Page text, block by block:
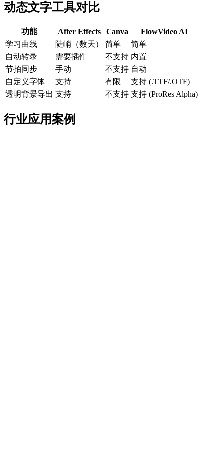
动态文字工具对比
功能 After Effects Canva
FlowVideo AI
学习曲线
陡峭（数天） 简单
简单
自动转录
需要插件 不支持 内置
节拍同步
手动 不支持 自动
自定义字体
支持 有限
支持 (.TTF/.OTF)
透明背景导出 支持 不支持 支持 (ProRes Alpha)
行业应用案例